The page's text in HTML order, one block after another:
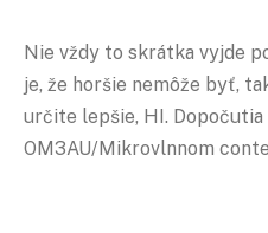
Nie vždy to skrátka vyjde
je, že horšie nemôže byť,
určite lepšie, HI.
OM3AU/Mikrovlnnom